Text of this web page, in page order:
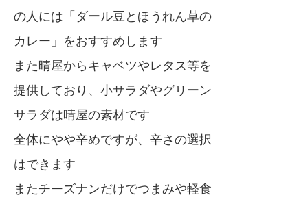
の人には「ダール豆とほうれん草の
カレー」をおすすめします
また晴屋からキャベツやレタス等を
提供しており、小サラダやグリーン
サラダは晴屋の素材です
全体にやや辛めですが、辛さの選択
はできます
またチーズナンだけでつまみや軽食